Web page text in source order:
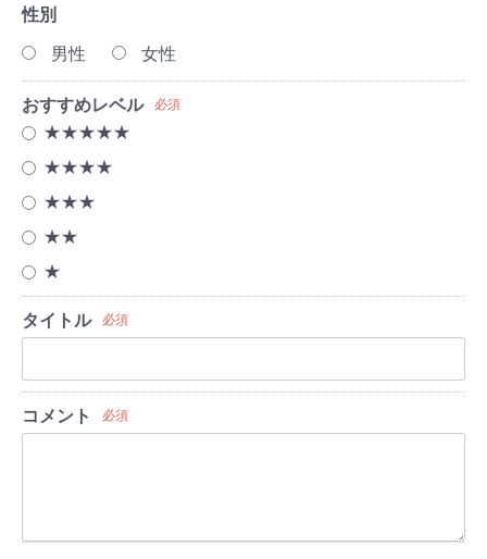
性別
男性
女性
おすすめレベル 必須
★★★★★
★★★★
★★★
★★
★
タイトル 必須
コメント 必須